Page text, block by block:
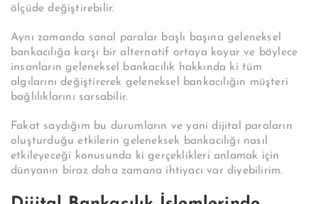
ölçüde değiştirebilir.
Aynı zamanda sanal paralar başlı başına geleneksel
bankacılığa karşı bir alternatif ortaya koyar ve böylece
insanların geleneksel bankacılık hakkında ki tüm
algılarını değiştirerek geleneksel bankacılığın müşteri
bağlılıklarını sarsabilir.
Fakat saydığım bu durumların ve yani dijital paraların
oluşturduğu etkilerin geleneksek bankacılığı nasıl
etkileyeceği konusunda ki gerçeklikleri anlamak için
dünyanın biraz daha zamana ihtiyacı var diyebilirim.